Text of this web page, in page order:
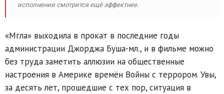
исполнении смотрится ещё эффектнее.
«Мгла» выходила в прокат в последние годы
администрации Джорджа Буша-мл., и в фильме можно
без труда заметить аллюзии на общественные
настроения в Америке времён Войны с террором. Увы,
за десять лет, прошедшие с тех пор, ситуация в